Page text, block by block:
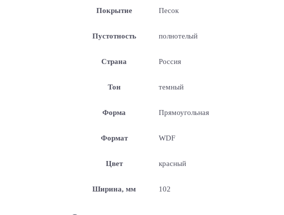
Покрытие Песок
Пустотность полнотелый
Страна Россия
Тон темный
Форма Прямоугольная
Формат WDF
Цвет красный
Ширина, мм 102